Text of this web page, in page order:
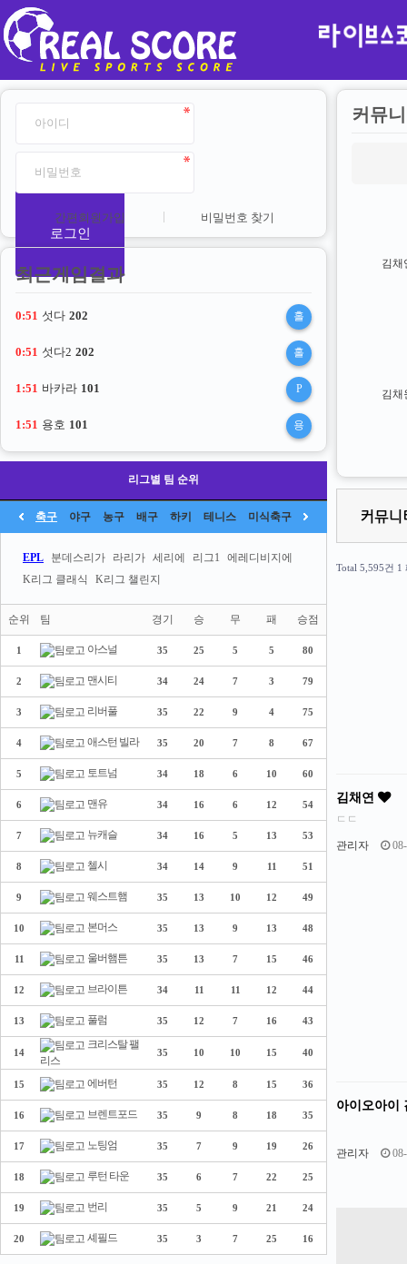
로그인
간편회원가입 비밀번호 찾기
최근게임결과
0:50 섯다 202 홀
0:50 섯다2 202 홀
1:50 바카라 101 P
1:50 용호 101 용
리그별 팀 순위
축구 야구 농구 배구 하키 테니스 미식축구
EPL 분데스리가 라리가 세리에 리그1
에레디비지에
K리그 클래식
K리그 챌린지
순위 팀 경기 승 무 패 승점
1 아스널 35 25 5 5 80
2 맨시티 34 24 7 3 79
3 리버풀 35 22 9 4 75
4 애스턴 빌라 35 20 7 8 67
5 토트넘 34 18 6 10 60
6 맨유 34 16 6 12 54
7 뉴캐슬 34 16 5 13 53
8 첼시 34 14 9 11 51
9 웨스트햄 35 13 10 12 49
10 본머스 35 13 9 13 48
11 울버햄튼 35 13 7 15 46
12 브라이튼 34 11 11 12 44
13 풀럼 35 12 7 16 43
14
크리스탈 팰
리스
35 10 10 15 40
15 에버턴 35 12 8 15 36
16 브렌트포드 35 9 8 18 35
17 노팅엄 35 7 9 19 26
18 루턴 타운 35 6 7 22 25
19 번리 35 5 9 21 24
20 셰필드 35 3 7 25 16
커뮤
김채
김채
Total 5,595건 1
김채연
ㄷㄷ
관리자
아이오아이
관리자